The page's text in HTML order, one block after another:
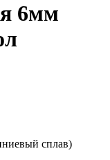
6мм
сплав)